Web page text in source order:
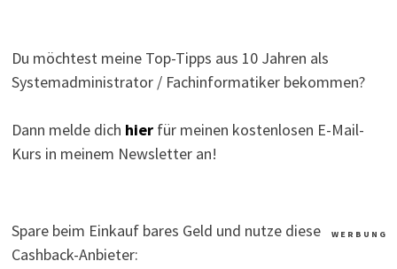
Du möchtest meine Top-Tipps aus 10 Jahren als
Systemadministrator / Fachinformatiker bekommen?
Dann melde dich hierfür meinen kostenlosen E-Mail-
Kurs in meinem Newsletter an!
W E R B U N G
Spare beim Einkauf bares Geld und nutze diese
Cashback-Anbieter: